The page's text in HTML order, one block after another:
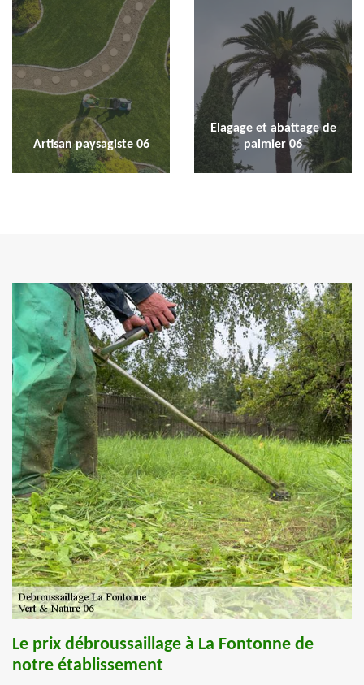
Artisan paysagiste 06
Elagage et abattage de
palmier 06
Le prix débroussaillage à La Fontonne de
notre établissement